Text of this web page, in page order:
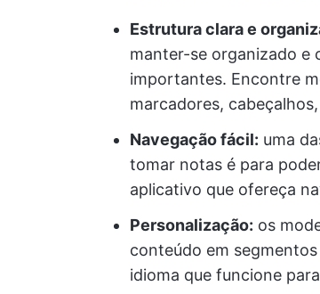
Estrutura clara e
manter-se organizado e
importantes. Encontre
marcadores,
Navegação fácil: uma
tomar notas é para
aplicativo que ofereça
Personalização: os
conteúdo em
idioma que funcione